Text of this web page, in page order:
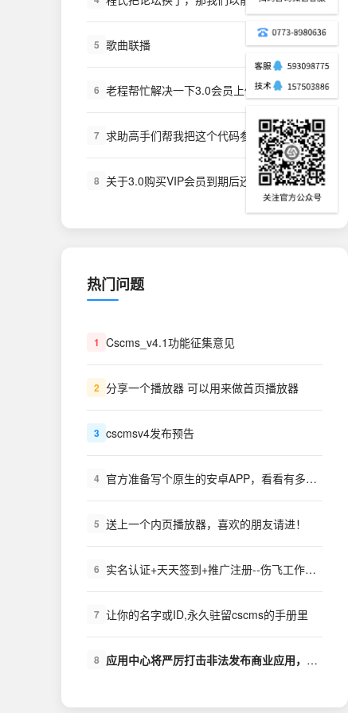
5 歌曲联播
6 老程帮忙解决一下3.0会员上传舞曲不加点
7 求助高手们帮我把这个代码参数什么的写一下，本人草根勿喷！谢谢了
8 关于3.0购买VIP会员到期后还是可以下载的问题
热门问题
1 Cscms_v4.1功能征集意见
2 分享一个播放器 可以用来做首页播放器
3 cscmsv4发布预告
4 官方准备写个原生的安卓APP，看看有多少需求？
5 送上一个内页播放器，喜欢的朋友请进！
6 实名认证+天天签到+推广注册--伤飞工作室++扩展下载
7 让你的名字或ID,永久驻留cscms的手册里
8 应用中心将严厉打击非法发布商业应用，盗版商业应用的行为